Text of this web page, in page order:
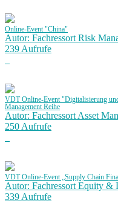
Online-Event "China"
Autor: Fachressort Risk
239 Aufrufe
VDT Online-Event "Digitalisierung
Management Reihe
Autor: Fachressort Asset
250 Aufrufe
VDT Online-Event „Supply Chain
Autor: Fachressort Equity &
339 Aufrufe